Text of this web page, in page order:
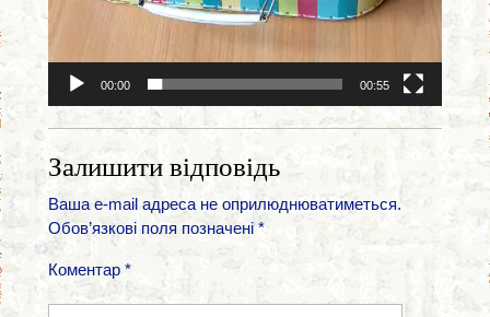
00:00 00:55
Залишити відповідь
Ваша e-mail адреса не оприлюднюватиметься.
Обов’язкові поля позначені*
Коментар *